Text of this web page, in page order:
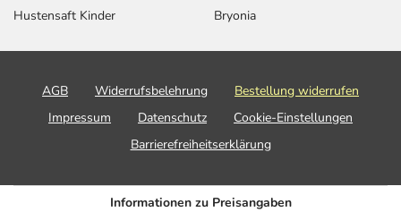
Hustensaft Kinder
Bryonia
AGB Widerrufsbelehrung
Bestellung widerrufen
Impressum
Datenschutz
Cookie-Einstellungen
Barrierefreiheitserklärung
Informationen zu Preisangaben